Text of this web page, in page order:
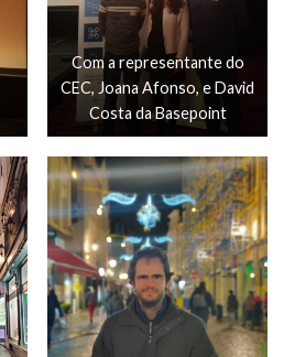
Com a representante do
CEC, Joana Afonso, e David
Costa da Basepoint